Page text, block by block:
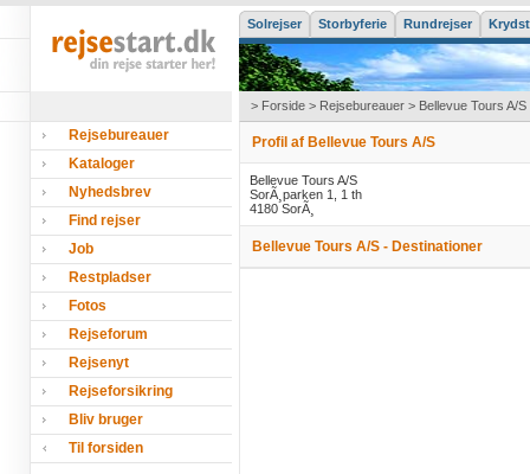
Solrejser Storbyferie Rundrejser
> Forside > Rejsebureauer > Bellevue Tours A/S
Rejsebureauer
Kataloger
Nyhedsbrev
Find rejser
Job
Restpladser
Fotos
Rejseforum
Rejsenyt
Rejseforsikring
Bliv bruger
Til forsiden
Profil af Bellevue Tours A/S
Bellevue Tours A/S
SorÃ¸parken 1, 1 th
4180 SorÃ¸
Bellevue Tours A/S - Destinationer